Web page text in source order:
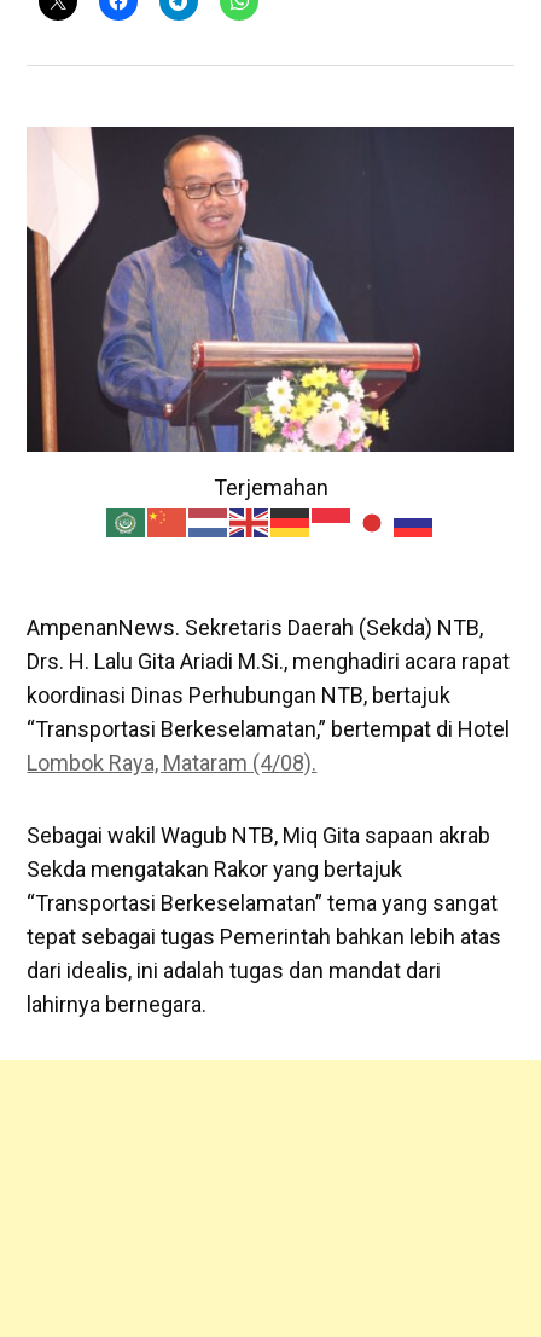
Terjemahan
AmpenanNews. Sekretaris Daerah (Sekda) NTB,
Drs. H. Lalu Gita Ariadi M.Si., menghadiri acara rapat
koordinasi Dinas Perhubungan NTB, bertajuk
“Transportasi Berkeselamatan,” bertempat di Hotel
Lombok Raya, Mataram (4/08).
Sebagai wakil Wagub NTB, Miq Gita sapaan akrab
Sekda mengatakan Rakor yang bertajuk
“Transportasi Berkeselamatan” tema yang sangat
tepat sebagai tugas Pemerintah bahkan lebih atas
dari idealis, ini adalah tugas dan mandat dari
lahirnya bernegara.